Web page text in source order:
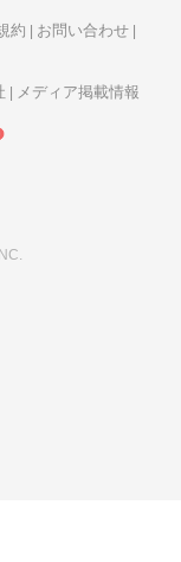
約
お問い合わせ
メディア掲載情報